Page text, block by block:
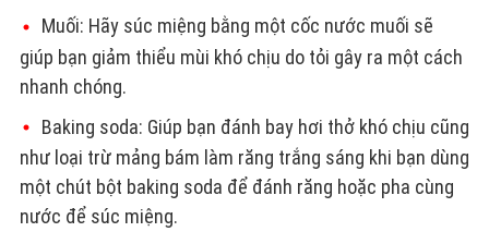
Muối: Hãy súc miệng bằng một cốc nước muối sẽ
giúp bạn giảm thiểu mùi khó chịu do tỏi gây ra một cách
nhanh chóng.
Baking soda: Giúp bạn đánh bay hơi thở khó chịu cũng
như loại trừ mảng bám làm răng trắng sáng khi bạn dùng
một chút bột baking soda để đánh răng hoặc pha cùng
nước để súc miệng.